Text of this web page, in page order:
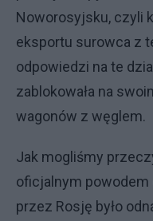
Noworosyjsku, czyli
eksportu surowca z
odpowiedzi na te
zablokowała na
wagonów z węglem.
Jak mogliśmy
oficjalnym powodem
przez Rosję było